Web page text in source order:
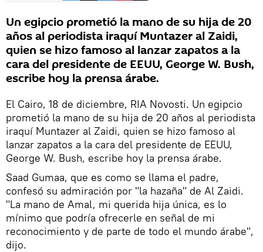
Un egipcio prometió la mano de su hija de 20
años al periodista iraquí Muntazer al Zaidi,
quien se hizo famoso al lanzar zapatos a la
cara del presidente de EEUU, George W. Bush,
escribe hoy la prensa árabe.
El Cairo, 18 de diciembre, RIA Novosti. Un egipcio
prometió la mano de su hija de 20 años al periodista
iraquí Muntazer al Zaidi, quien se hizo famoso al
lanzar zapatos a la cara del presidente de EEUU,
George W. Bush, escribe hoy la prensa árabe.
Saad Gumaa, que es como se llama el padre,
confesó su admiración por "la hazaña" de Al Zaidi.
"La mano de Amal, mi querida hija única, es lo
mínimo que podría ofrecerle en señal de mi
reconocimiento y de parte de todo el mundo árabe",
dijo.